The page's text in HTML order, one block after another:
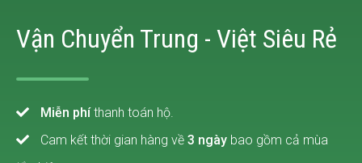
Vận Chuyển Trung - Việt Siêu Rẻ
Miễn phíthanh toán hộ.
Cam kết thời gian hàng về 3 ngày bao gồm cả mùa